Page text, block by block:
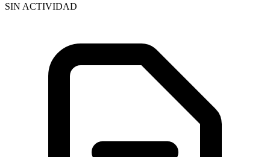
SIN ACTIVIDAD